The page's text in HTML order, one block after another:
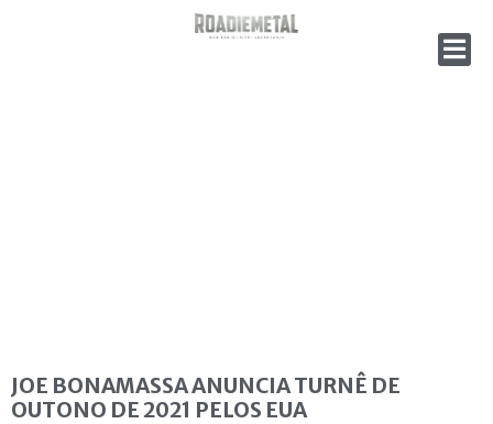
JOE BONAMASSA ANUNCIA TURNÊ DE
OUTONO DE 2021 PELOS EUA